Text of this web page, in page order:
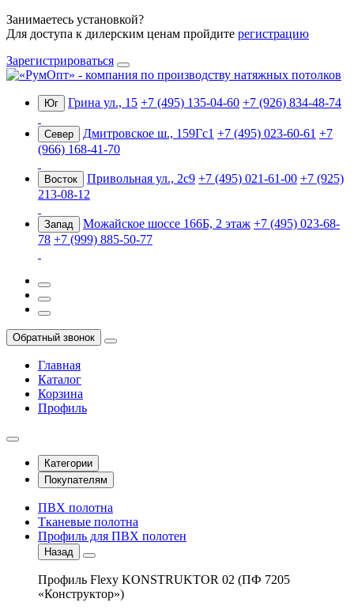
Занимаетесь установкой?
Для доступа к дилерским ценам пройдите регистрацию
Зарегистрироваться
Юг Грина ул., 15 +7 (495) 135-04-60 +7 (926) 834-48-74
Север Дмитровское ш., 159Гс1 +7 (495) 023-60-61 +7
(966) 168-41-70
Восток Привольная ул., 2с9 +7 (495) 021-61-00 +7 (925)
213-08-12
Запад Можайское шоссе 166Б, 2 этаж +7 (495) 023-68-
78 +7 (999) 885-50-77
Обратный звонок
Главная
Каталог
Корзина
Профиль
Категории
Покупателям
ПВХ полотна
Тканевые полотна
Профиль для ПВХ полотен
Назад
Профиль Flexy KONSTRUKTOR 02 (ПФ 7205
«Конструктор»)